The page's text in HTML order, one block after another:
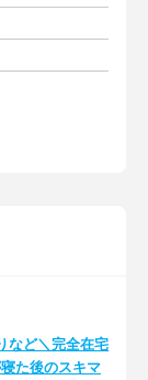
など＼完全在宅
た後のスキマ